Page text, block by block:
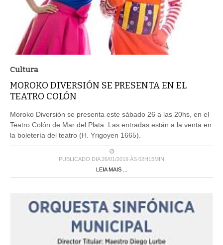
Cultura
MOROKO DIVERSIÓN SE PRESENTA EN EL
TEATRO COLÓN
Moroko Diversión se presenta este sábado 26 a las 20hs, en el
Teatro Colón de Mar del Plata. Las entradas están a la venta en
la boletería del teatro (H. Yrigoyen 1665).
PUBLICADO DIA 26/01/2019 ÀS 02H15MIN
LEIA MAIS ...